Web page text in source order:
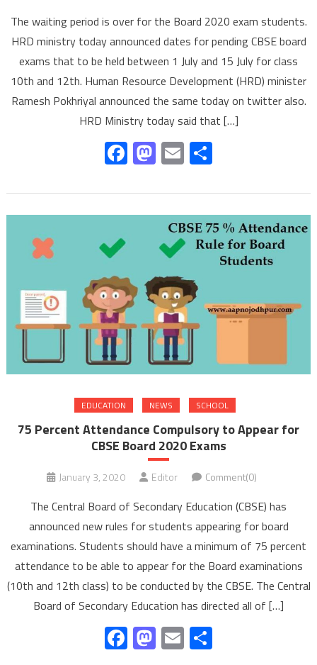
The waiting period is over for the Board 2020 exam students.
HRD ministry today announced dates for pending CBSE board
exams that to be held between 1 July and 15 July for class
10th and 12th. Human Resource Development (HRD) minister
Ramesh Pokhriyal announced the same today on twitter also.
HRD Ministry today said that […]
Facebook
Mastodon
Email
EDUCATION NEWS SCHOOL
75 Percent Attendance Compulsory to Appear for
CBSE Board 2020 Exams
January 3, 2020 Editor Comment(0)
The Central Board of Secondary Education (CBSE) has
announced new rules for students appearing for board
examinations. Students should have a minimum of 75 percent
attendance to be able to appear for the Board examinations
(10th and 12th class) to be conducted by the CBSE. The Central
Board of Secondary Education has directed all of […]
Facebook
Mastodon
Email